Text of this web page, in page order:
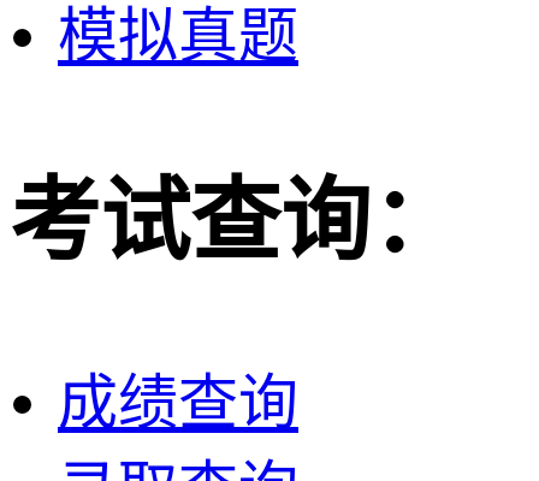
模拟真题
考试查询：
成绩查询